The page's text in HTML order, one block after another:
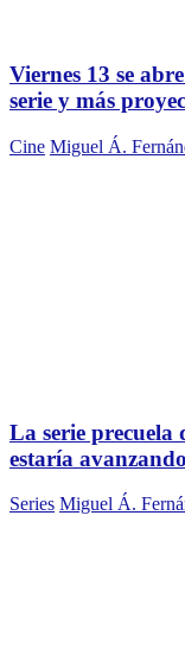
Viernes 13 se
serie y más
Cine Miguel Á.
La serie precuela
estaría
Series Miguel Á.